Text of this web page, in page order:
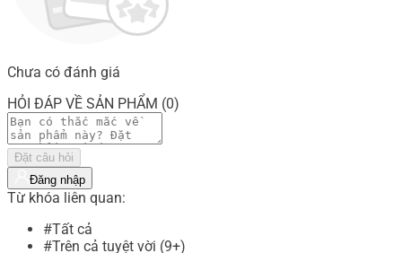
Chưa có đánh giá
HỎI ĐÁP VỀ SẢN PHẨM (0)
Đặt câu hỏi
Đăng nhập
Từ khóa liên quan:
#Tất cả
#Trên cả tuyệt vời (9+)